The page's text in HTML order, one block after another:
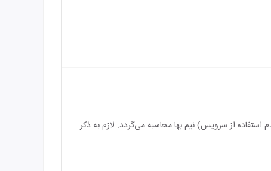
سرویس) رایگان می‌باشد و بازه سنی برای اقامت کودک بین 3 الی 5 سال (درصورت عدم استفاده از سرویس) نیم بها محاسبه می‌گردد. لازم به ذکر